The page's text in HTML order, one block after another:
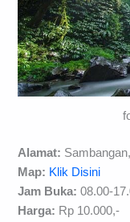
Alamat:
Map: Klik Disini
Jam Buka: 08.00-
Harga: Rp 10.000,-